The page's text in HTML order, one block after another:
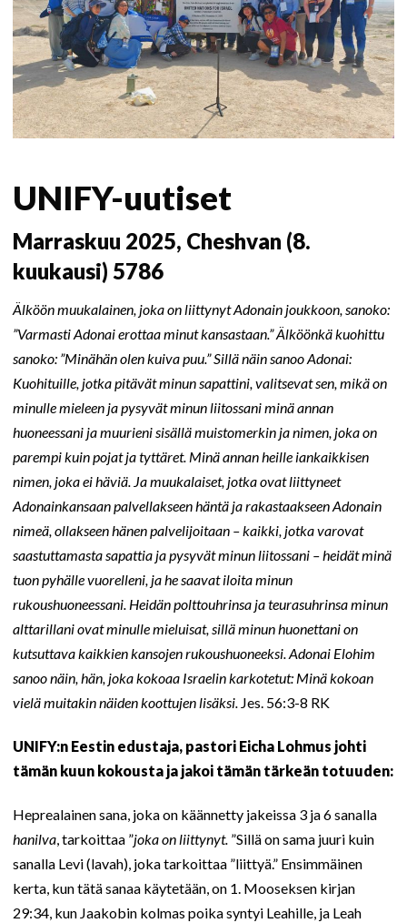
UNIFY-uutiset
Marraskuu 2025, Cheshvan (8.
kuukausi) 5786
Älköön muukalainen, joka on liittynyt Adonain joukkoon, sanoko:
”Varmasti Adonai erottaa minut kansastaan.” Älköönkä kuohittu
sanoko: ”Minähän olen kuiva puu.” Sillä näin sanoo Adonai:
Kuohituille, jotka pitävät minun sapattini, valitsevat sen, mikä on
minulle mieleen ja pysyvät minun liitossani minä annan
huoneessani ja muurieni sisällä muistomerkin ja nimen, joka on
parempi kuin pojat ja tyttäret. Minä annan heille iankaikkisen
nimen, joka ei häviä. Ja muukalaiset, jotka ovat liittyneet
Adonainkansaan palvellakseen häntä ja rakastaakseen Adonain
nimeä, ollakseen hänen palvelijoitaan – kaikki, jotka varovat
saastuttamasta sapattia ja pysyvät minun liitossani – heidät minä
tuon pyhälle vuorelleni, ja he saavat iloita minun
rukoushuoneessani. Heidän polttouhrinsa ja teurasuhrinsa minun
alttarillani ovat minulle mieluisat, sillä minun huonettani on
kutsuttava kaikkien kansojen rukoushuoneeksi. Adonai Elohim
sanoo näin, hän, joka kokoaa Israelin karkotetut: Minä kokoan
vielä muitakin näiden koottujen lisäksi. Jes. 56:3-8 RK
UNIFY:n Eestin edustaja, pastori Eicha Lohmus johti
tämän kuun kokousta ja jakoi tämän tärkeän totuuden:
Heprealainen sana, joka on käännetty jakeissa 3 ja 6 sanalla
hanilva, tarkoittaa ”joka on liittynyt. ”Sillä on sama juuri kuin
sanalla Levi (lavah), joka tarkoittaa ”liittyä.” Ensimmäinen
kerta, kun tätä sanaa käytetään, on 1. Mooseksen kirjan
29:34, kun Jaakobin kolmas poika syntyi Leahille, ja Leah